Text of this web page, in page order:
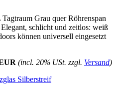
Grau quer Röhrenspan
schlicht und zeitlos: weiß
können universell eingesetzt
(incl. 20% USt. zzgl. Versand)
Silberstreif